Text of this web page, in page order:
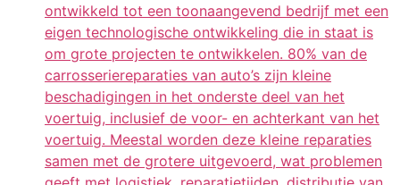
ontwikkeld tot een toonaangevend bedrijf met een
eigen technologische ontwikkeling die in staat is
om grote projecten te ontwikkelen. 80% van de
carrosseriereparaties van auto’s zijn kleine
beschadigingen in het onderste deel van het
voertuig, inclusief de voor- en achterkant van het
voertuig. Meestal worden deze kleine reparaties
samen met de grotere uitgevoerd, wat problemen